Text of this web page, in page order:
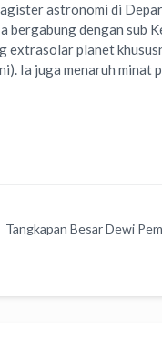
astronomi di
dengan sub
extrasolar planet
Ia juga menaruh minat
Tangkapan Besar Dewi